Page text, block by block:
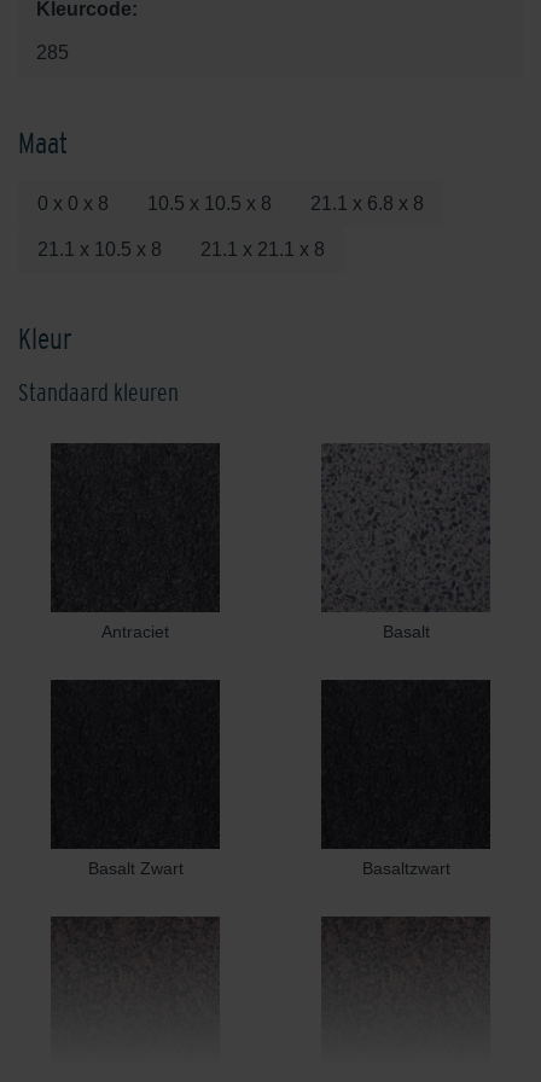
Kleurcode:
285
Maat
0 x 0 x 8 10.5 x 10.5 x 8 21.1 x 6.8 x 8
21.1 x 10.5 x 8 21.1 x 21.1 x 8
Kleur
Standaard kleuren
Antraciet Basalt
Basalt Zwart Basaltzwart